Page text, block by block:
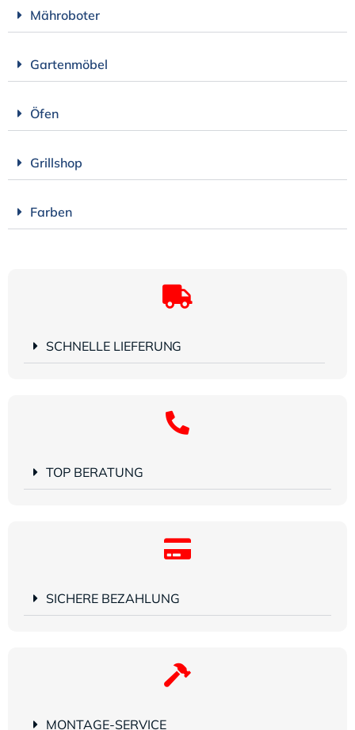
Mähroboter
Gartenmöbel
Öfen
Grillshop
Farben
SCHNELLE LIEFERUNG
TOP BERATUNG
SICHERE BEZAHLUNG
MONTAGE-SERVICE